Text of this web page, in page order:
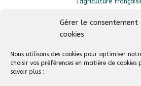
Gérer le consentement
cookies
Nous utilisons des cookies pour optimiser
choisir vos préférences en matière de cookies
savoir plus :
Liens utiles
Suivez-nous